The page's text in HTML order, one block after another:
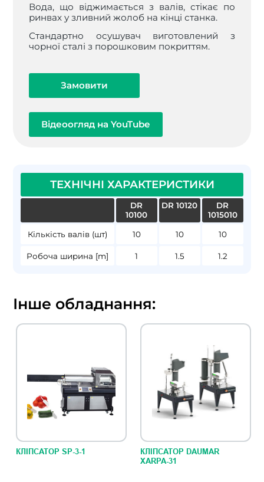
Вода, що віджимається з валів, стікає по
ринвах у зливний жолоб на кінці станка.
Стандартно осушувач виготовлений з
чорної сталі з порошковим покриттям.
Замовити
Відеоогляд на YouTube
ТЕХНІЧНІ ХАРАКТЕРИСТИКИ
DR
10100
DR 10120
DR
1015010
Кількість валів (шт) 10 10 10
Робоча ширина [m] 1 1.5 1.2
Інше обладнання:
КЛІПСАТОР SP-3-1
КЛІПСАТОР DAUMAR
XARPA-31